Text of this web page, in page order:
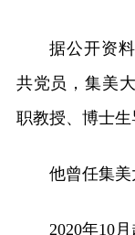
据公开资
共党员，集美
职教授、博士生
他曾任集美
2020年10